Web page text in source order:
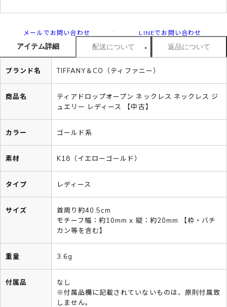
メールでお問い合わせ LINEでお問い合わせ
アイテム詳細 配送について 返品について
ブランド名 TIFFANY＆CO（ティファニー）
商品名
ティアドロップオープン ネックレス ネックレス ジ
ュエリー レディース 【中古】
カラー ゴールド系
素材 K18（イエローゴールド）
タイプ レディース
サイズ
首周り約40.5cm
モチーフ幅：約10mm x 縦：約20mm 【枠・バチ
カン等を含む】
重量 3.6g
付属品
なし
※付属品欄に記載されていないものは、原則付属致
しません。